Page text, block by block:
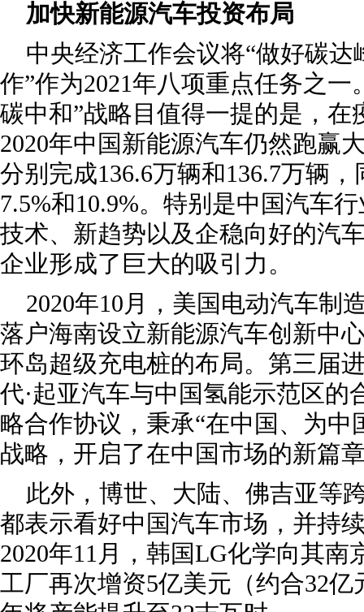
加快新能源汽车投资布局
中央经济工作会议将“做好碳达
作”作为2021年八项重点任务之一
碳中和”战略目值得一提的是，在
2020年中国新能源汽车仍然跑赢
分别完成136.6万辆和136.7万辆
7.5%和10.9%。特别是中国汽车
技术、新趋势以及企稳向好的汽
企业形成了巨大的吸引力。
2020年10月，美国电动汽车制
落户海南设立新能源汽车创新中
环岛超级充电桩的布局。第三届
代·起亚汽车与中国氢能示范区的
略合作协议，秉承“在中国、为中
战略，开启了在中国市场的新篇
此外，博世、大陆、佛吉亚等
都表示看好中国汽车市场，并持
2020年11月，韩国LG化学向其南
工厂再次增资5亿美元（约合32亿